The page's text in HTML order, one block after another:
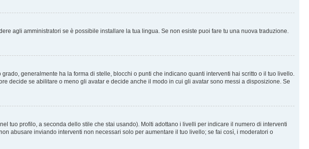
agli amministratori se è possibile installare la tua lingua. Se non esiste puoi fare tu una nuova traduzione.
generalmente ha la forma di stelle, blocchi o punti che indicano quanti interventi hai scritto o il tuo livello.
decide se abilitare o meno gli avatar e decide anche il modo in cui gli avatar sono messi a disposizione. Se
tuo profilo, a seconda dello stile che stai usando). Molti adottano i livelli per indicare il numero di interventi
abusare inviando interventi non necessari solo per aumentare il tuo livello; se fai così, i moderatori o